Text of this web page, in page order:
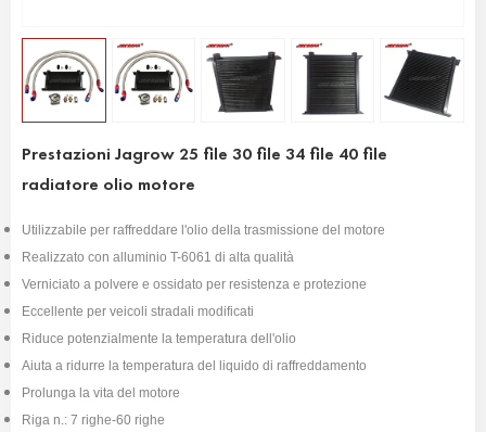
Prestazioni Jagrow 25 file 30 file 34 file 40 file
radiatore olio motore
Utilizzabile per raffreddare l'olio della trasmissione del motore
Realizzato con alluminio T-6061 di alta qualità
Verniciato a polvere e ossidato per resistenza e protezione
Eccellente per veicoli stradali modificati
Riduce potenzialmente la temperatura dell'olio
Aiuta a ridurre la temperatura del liquido di raffreddamento
Prolunga la vita del motore
Riga n.: 7 righe-60 righe